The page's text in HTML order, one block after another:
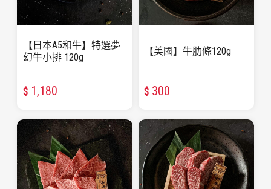
【日本A5和牛】特選夢
幻牛小排 120g
$ 1,180
【美國】牛肋條120g
$ 300